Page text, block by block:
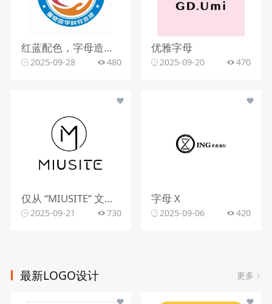
红蓝配色，字母造型，文字组合
2025-09-28 480
优雅字母
2025-09-20 470
仅从 “MIUSITE” 文字和字母 “M” 的图形标识，难以精准判断行业。
2025-09-21 730
字母 X
2025-09-06 420
最新LOGO设计 更多